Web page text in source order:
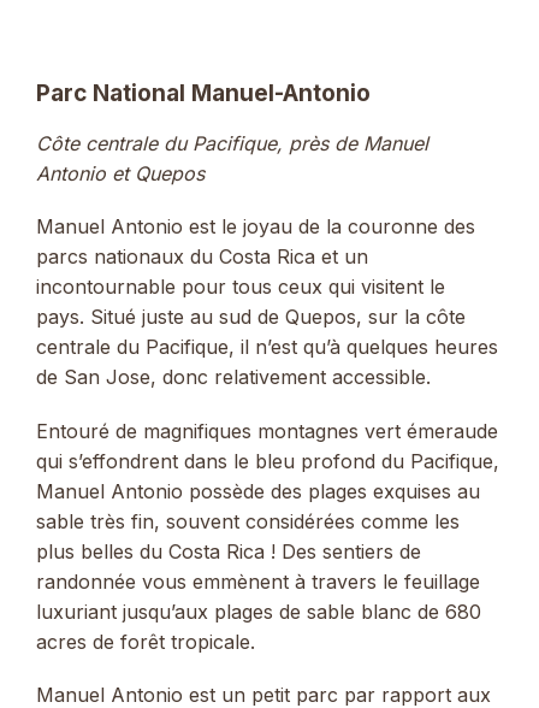
Parc National Manuel-Antonio
Côte centrale du Pacifique, près de Manuel
Antonio et Quepos
Manuel Antonio est le joyau de la couronne des
parcs nationaux du Costa Rica et un
incontournable pour tous ceux qui visitent le
pays. Situé juste au sud de Quepos, sur la côte
centrale du Pacifique, il n’est qu’à quelques heures
de San Jose, donc relativement accessible.
Entouré de magnifiques montagnes vert émeraude
qui s’effondrent dans le bleu profond du Pacifique,
Manuel Antonio possède des plages exquises au
sable très fin, souvent considérées comme les
plus belles du Costa Rica ! Des sentiers de
randonnée vous emmènent à travers le feuillage
luxuriant jusqu’aux plages de sable blanc de 680
acres de forêt tropicale.
Manuel Antonio est un petit parc par rapport aux